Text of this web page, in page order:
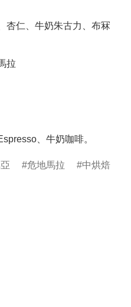
杏仁、牛奶朱古力、布冧
拉
、牛奶咖啡。
危地馬拉 中烘焙